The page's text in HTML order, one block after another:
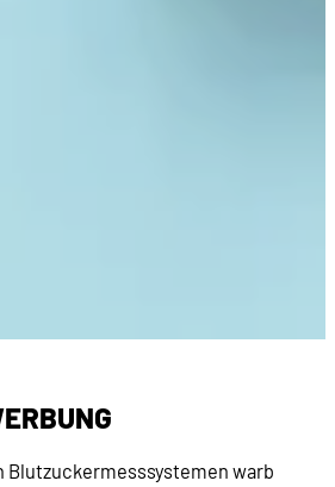
Blutzuckermesssystemen warb